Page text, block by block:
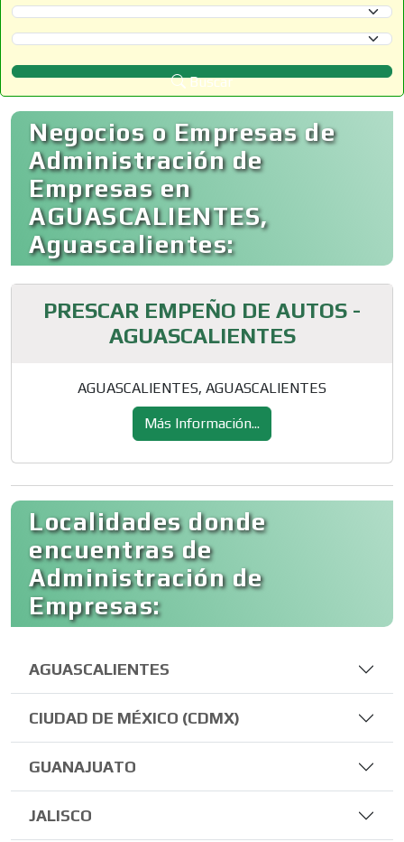
Selecciona un Estado
Selecciona un Municipio
Buscar
Negocios o Empresas de
Administración de
Empresas en
AGUASCALIENTES,
Aguascalientes:
PRESCAR EMPEÑO DE AUTOS -
AGUASCALIENTES
AGUASCALIENTES, AGUASCALIENTES
Más Información...
Localidades donde
encuentras de
Administración de
Empresas:
AGUASCALIENTES
CIUDAD DE MÉXICO (CDMX)
GUANAJUATO
JALISCO